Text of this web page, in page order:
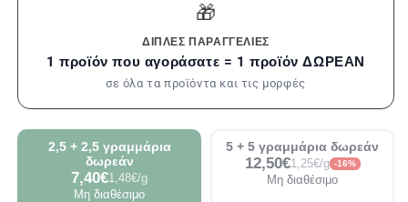
🎁
ΔΙΠΛΈΣ ΠΑΡΑΓΓΕΛΊΕΣ
1 προϊόν που αγοράσατε = 1 προϊόν ΔΩΡΕΑΝ
σε όλα τα προϊόντα και τις μορφές
2,5 + 2,5 γραμμάρια
δωρεάν
7,40€1,48€/g
Μη διαθέσιμο
5 + 5 γραμμάρια δωρεάν
12,50€1,25€/g -16%
Μη διαθέσιμο